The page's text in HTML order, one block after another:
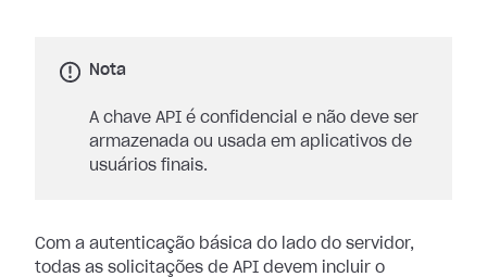
Nota
A chave API é confidencial e não deve ser
armazenada ou usada em aplicativos de
usuários finais.
Com a autenticação básica do lado do servidor,
todas as solicitações de API devem incluir o